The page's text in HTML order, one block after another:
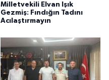
Milletvekili Elvan Işık
Gezmiş: Fındığın Tadını
Acılaştırmayın